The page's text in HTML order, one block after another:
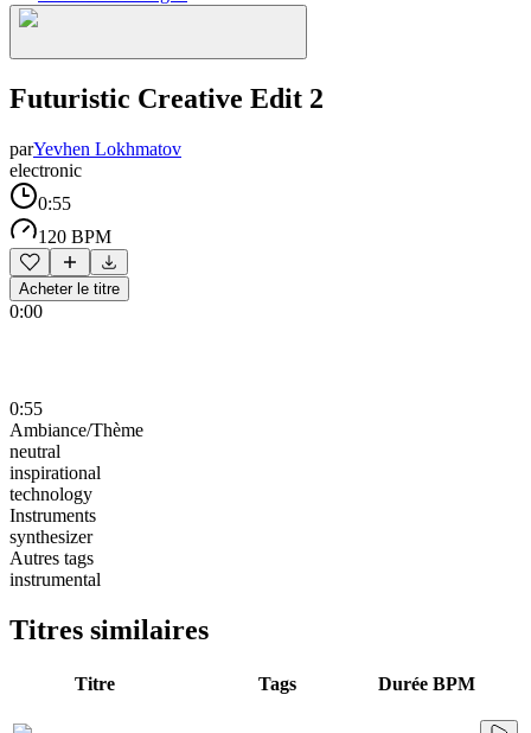
Futuristic Creative Edit 2
parYevhen Lokhmatov
electronic
0:55
120 BPM
Acheter le titre
0:00
0:55
Ambiance/Thème
neutral
inspirational
technology
Instruments
synthesizer
Autres tags
instrumental
Titres similaires
Titre Tags Durée BPM